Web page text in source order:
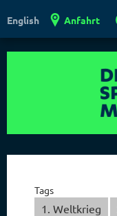
English Anfahrt
Tags
1. Weltkrieg